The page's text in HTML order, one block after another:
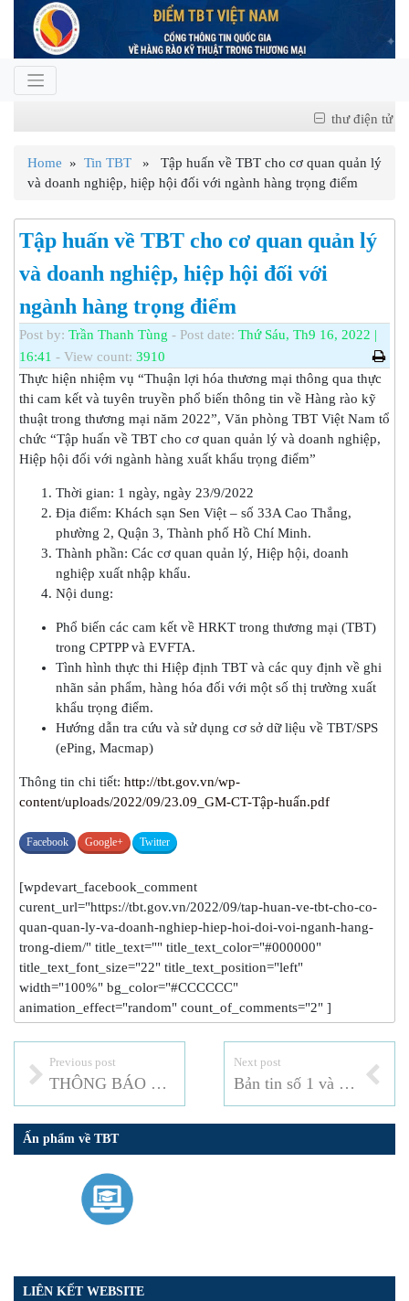
thư điện tử
Home » Tin TBT » Tập huấn về TBT cho cơ quan quản lý
và doanh nghiệp, hiệp hội đối với ngành hàng trọng điểm
Tập huấn về TBT cho cơ quan quản lý
và doanh nghiệp, hiệp hội đối với
ngành hàng trọng điểm
Post by: Trần Thanh Tùng - Post date: Thứ Sáu, Th9 16, 2022 |
16:41 - View count: 3910
Thực hiện nhiệm vụ “Thuận lợi hóa thương mại thông qua thực
thi cam kết và tuyên truyền phổ biến thông tin về Hàng rào kỹ
thuật trong thương mại năm 2022”, Văn phòng TBT Việt Nam tổ
chức “Tập huấn về TBT cho cơ quan quản lý và doanh nghiệp,
Hiệp hội đối với ngành hàng xuất khẩu trọng điểm”
Thời gian: 1 ngày, ngày 23/9/2022
Địa điểm: Khách sạn Sen Việt – số 33A Cao Thắng,
phường 2, Quận 3, Thành phố Hồ Chí Minh.
Thành phần: Các cơ quan quản lý, Hiệp hội, doanh
nghiệp xuất nhập khẩu.
Nội dung:
Phổ biến các cam kết về HRKT trong thương mại (TBT)
trong CPTPP và EVFTA.
Tình hình thực thi Hiệp định TBT và các quy định về ghi
nhãn sản phẩm, hàng hóa đối với một số thị trường xuất
khẩu trọng điểm.
Hướng dẫn tra cứu và sử dụng cơ sở dữ liệu về TBT/SPS
(ePing, Macmap)
Thông tin chi tiết: http://tbt.gov.vn/wp-
content/uploads/2022/09/23.09_GM-CT-Tập-huấn.pdf
Facebook Google+ Twitter
[wpdevart_facebook_comment
curent_url="https://tbt.gov.vn/2022/09/tap-huan-ve-tbt-cho-co-
quan-quan-ly-va-doanh-nghiep-hiep-hoi-doi-voi-nganh-hang-
trong-diem/" title_text="" title_text_color="#000000"
title_text_font_size="22" title_text_position="left"
width="100%" bg_color="#CCCCCC"
animation_effect="random" count_of_comments="2" ]
Previous post
THÔNG BÁO TUYỂN DỤNG VIÊN CHỨC NĂM 2022
Next post
Bản tin số 1 và số 2 tháng 9 – 2022
Ấn phẩm về TBT
LIÊN KẾT WEBSITE